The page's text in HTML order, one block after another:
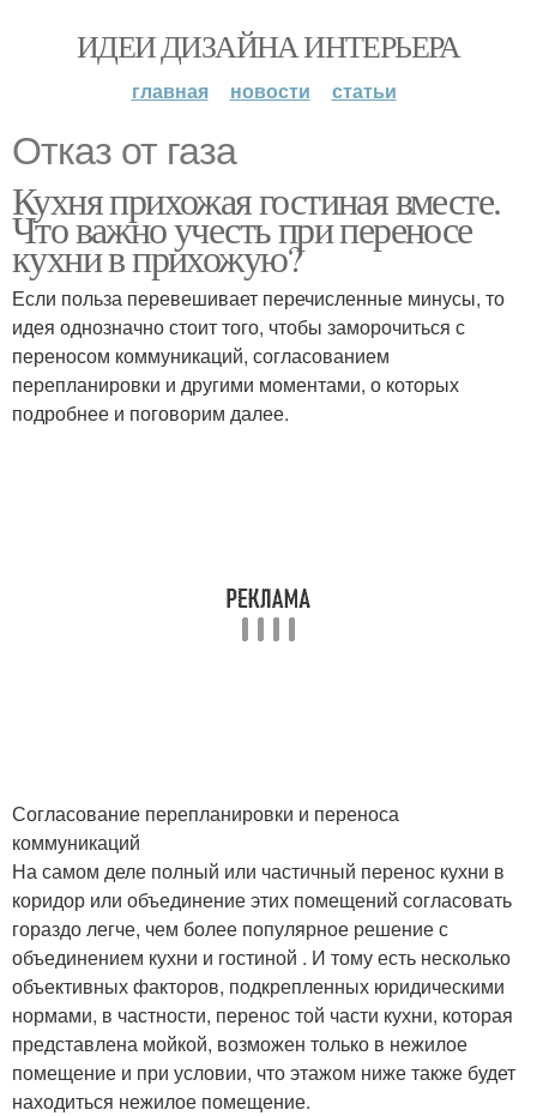
ИДЕИ ДИЗАЙНА ИНТЕРЬЕРА
главная новости статьи
Отказ от газа
Кухня прихожая гостиная вместе.
Что важно учесть при переносе
кухни в прихожую?
Если польза перевешивает перечисленные минусы, то
идея однозначно стоит того, чтобы заморочиться с
переносом коммуникаций, согласованием
перепланировки и другими моментами, о которых
подробнее и поговорим далее.
Согласование перепланировки и переноса
коммуникаций
На самом деле полный или частичный перенос кухни в
коридор или объединение этих помещений согласовать
гораздо легче, чем более популярное решение с
объединением кухни и гостиной . И тому есть несколько
объективных факторов, подкрепленных юридическими
нормами, в частности, перенос той части кухни, которая
представлена мойкой, возможен только в нежилое
помещение и при условии, что этажом ниже также будет
находиться нежилое помещение.